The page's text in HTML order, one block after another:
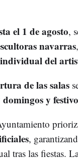
el 1 de agosto,
navarras
del
de las salas
domingos y
,
tras las fiestas.